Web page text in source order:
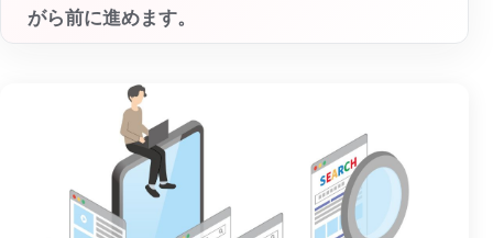
がら前に進めます。